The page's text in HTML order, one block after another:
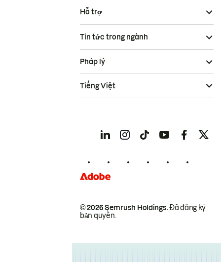
Hỗ trợ
Tin tức trong ngành
© 2026 Semrush Holdings.Đã đăng ký
bản quyền.
Pháp lý
Tiếng Việt